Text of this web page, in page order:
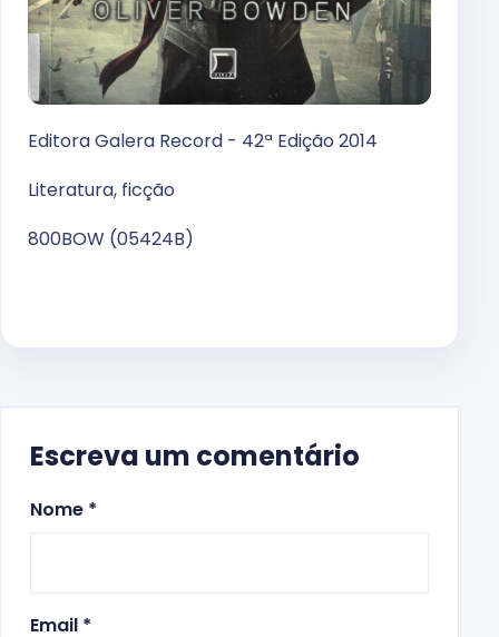
Editora Galera Record - 42ª Edição 2014
Literatura, ficção
800BOW (05424B)
Escreva um comentário
Nome *
Email *